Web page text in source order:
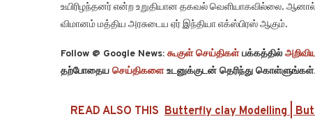
உயிரிழந்தனர் என்ற உறுதியான தகவல் வெளியாகவில்லை. ஆனால்
விமானம் மத்திய அரசுடைய ஏர் இந்தியா எக்ஸ்பிரஸ் ஆகும்.
Follow @ Google News: கூகுள் செய்திகள்பக்கத்தில்
தற்போதைய செய்திகளைஉடனுக்குடன் தெரிந்து கொள்ளுங்கள்.
READ ALSO THIS Butterfly clay Modelling |